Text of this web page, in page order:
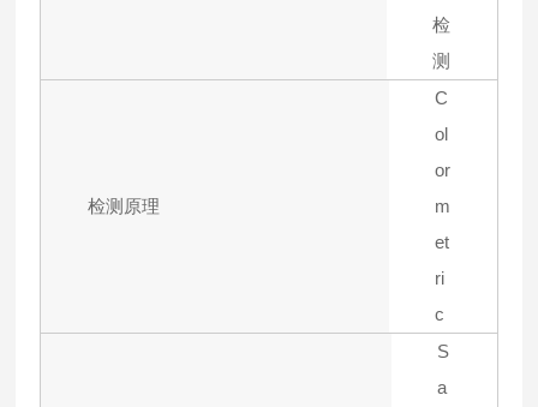
检
测
检测原理
C
ol
or
m
et
ri
c
S
a